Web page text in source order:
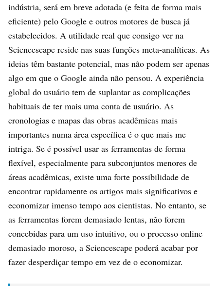
indústria, será em breve adotada (e feita de forma mais
eficiente) pelo Google e outros motores de busca já
estabelecidos. A utilidade real que consigo ver na
Sciencescape reside nas suas funções meta-analíticas. As
ideias têm bastante potencial, mas não podem ser apenas
algo em que o Google ainda não pensou. A experiência
global do usuário tem de suplantar as complicações
habituais de ter mais uma conta de usuário. As
cronologias e mapas das obras acadêmicas mais
importantes numa área específica é o que mais me
intriga. Se é possível usar as ferramentas de forma
flexível, especialmente para subconjuntos menores de
áreas acadêmicas, existe uma forte possibilidade de
encontrar rapidamente os artigos mais significativos e
economizar imenso tempo aos cientistas. No entanto, se
as ferramentas forem demasiado lentas, não forem
concebidas para um uso intuitivo, ou o processo online
demasiado moroso, a Sciencescape poderá acabar por
fazer desperdiçar tempo em vez de o economizar.